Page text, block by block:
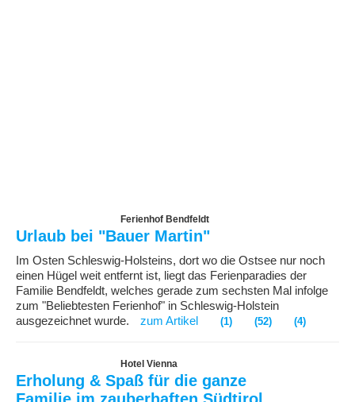
Ferienhof Bendfeldt
Urlaub bei "Bauer Martin"
Im Osten Schleswig-Holsteins, dort wo die Ostsee nur noch
einen Hügel weit entfernt ist, liegt das Ferienparadies der
Familie Bendfeldt, welches gerade zum sechsten Mal infolge
zum "Beliebtesten Ferienhof" in Schleswig-Holstein
ausgezeichnet wurde.
zum Artikel (1) (52) (4)
Hotel Vienna
Erholung & Spaß für die ganze